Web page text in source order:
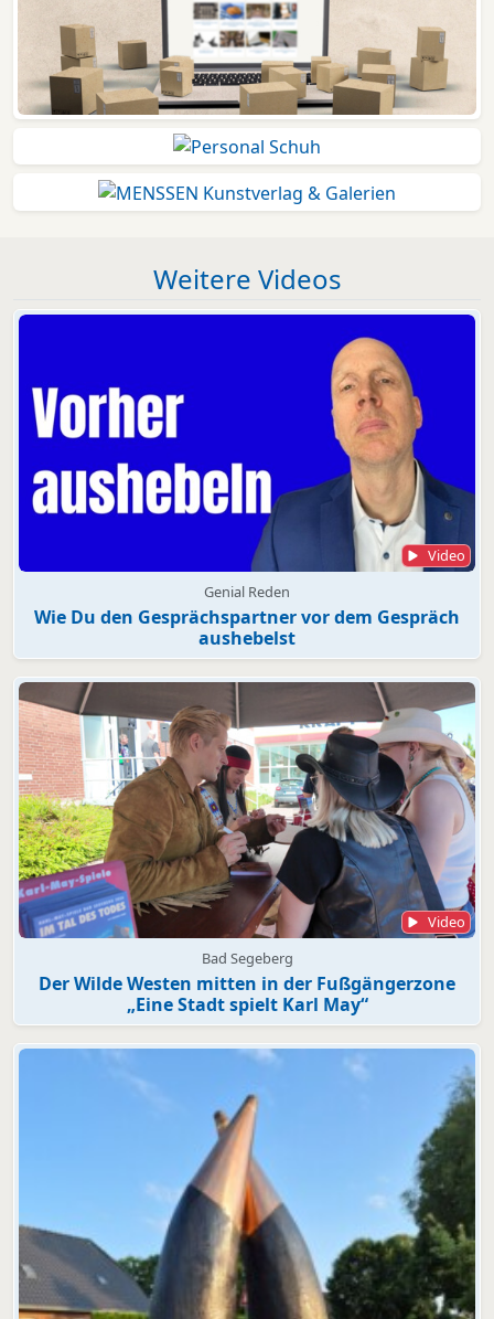
Weitere Videos
Video
Genial Reden
Wie Du den Gesprächspartner vor dem Gespräch
aushebelst
Video
Bad Segeberg
Der Wilde Westen mitten in der Fußgängerzone
„Eine Stadt spielt Karl May“